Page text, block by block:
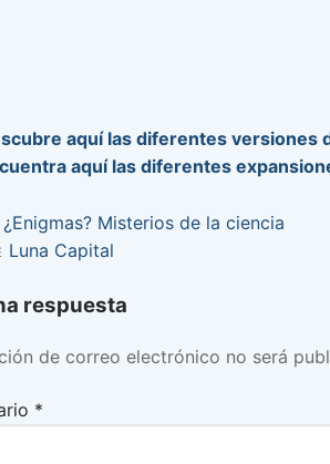
aquí las diferentes versiones
aquí las diferentes
Entrada
anterior:
¿Enigmas? Misterios de la ciencia
Entrada
Luna Capital
respuesta
de correo electrónico no será
*